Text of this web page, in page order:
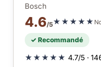
Bosch
4.6/5★★★★★
✓ Recommandé
★★★★★ 4.7/5 ·